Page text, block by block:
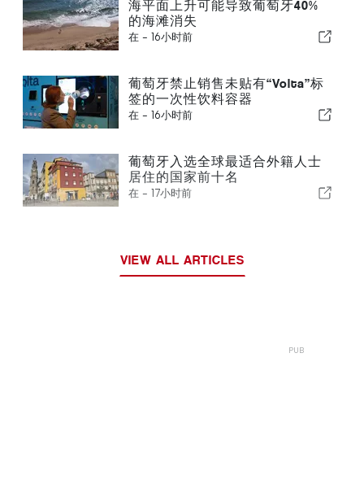
海平面上升可能导致葡萄牙40%
的海滩消失
在 - 16小时前
葡萄牙禁止销售未贴有“Volta”标
签的一次性饮料容器
在 - 16小时前
葡萄牙入选全球最适合外籍人士
居住的国家前十名
在 - 17小时前
VIEW ALL ARTICLES